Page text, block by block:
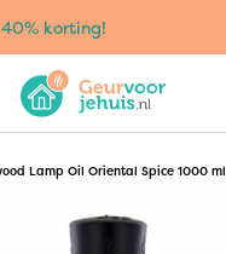
korting!
Lamp Oil Oriental Spice 1000 ml